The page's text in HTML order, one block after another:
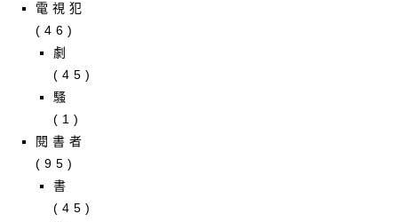
電視犯
(46)
劇
(45)
騷
(1)
閱書者
(95)
書
(45)